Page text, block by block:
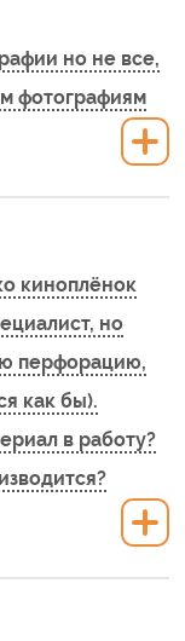
но не все,
фотографиям
киноплёнок
но
перфорацию,
как бы).
в работу?